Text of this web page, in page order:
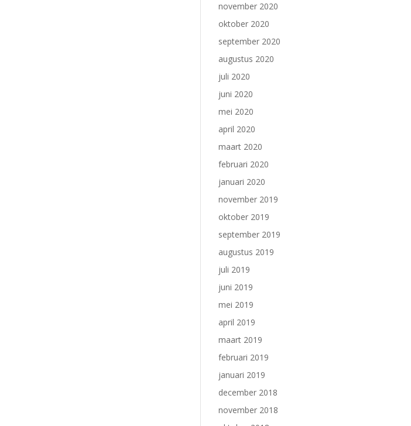
november 2020
oktober 2020
september 2020
augustus 2020
juli 2020
juni 2020
mei 2020
april 2020
maart 2020
februari 2020
januari 2020
november 2019
oktober 2019
september 2019
augustus 2019
juli 2019
juni 2019
mei 2019
april 2019
maart 2019
februari 2019
januari 2019
december 2018
november 2018